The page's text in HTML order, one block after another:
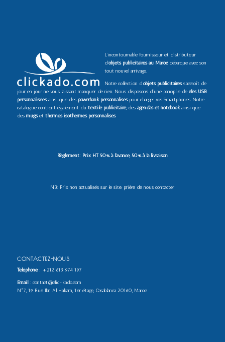
L’incontournable fournisseur et distributeur
d’objets publicitaires au Marocdébarque avec son
tout nouvel arrivage.
Notre collection d’objets publicitairess’accroît de
jour en jour ne vous laissant manquer de rien. Nous disposons d’une panoplie de clés USB
personnaliséesainsi que des powerbank personnaliséspour charger vos Smartphones. Notre
catalogue contient également du textile publicitaire, des agendas et notebookainsi que
des mugset thermos isothermes personnalisés.
Règlement: Prix HT 50% à l’avance, 50% à la livraison
NB: Prix non actualisés sur le site. prière de nous contacter
CONTACTEZ-NOUS
Téléphone: +212 613 974 197
Email: contact@clic-kado.com
N°7, 19 Rue Ibn Al Hakam, 1er étage, Casablanca 20160, Maroc